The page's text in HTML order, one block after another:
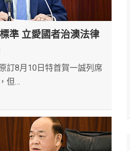
準 立愛國者治澳法律
8月10日特首賀一誠列席
但…